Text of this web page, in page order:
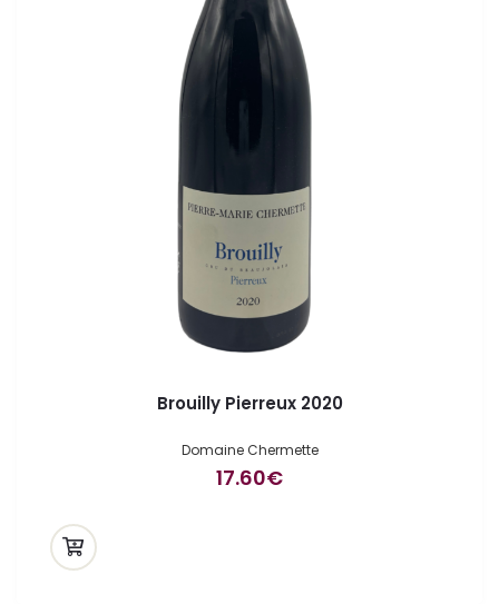
Brouilly Pierreux 2020
Domaine Chermette
17.60€